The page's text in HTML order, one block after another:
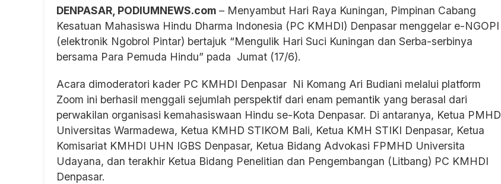
DENPASAR, PODIUMNEWS.com – Menyambut Hari Raya Kuningan, Pimpinan Cabang
Kesatuan Mahasiswa Hindu Dharma Indonesia (PC KMHDI) Denpasar menggelar e-NGOPI
(elektronik Ngobrol Pintar) bertajuk “Mengulik Hari Suci Kuningan dan Serba-serbinya
bersama Para Pemuda Hindu” pada Jumat (17/6).
Acara dimoderatori kader PC KMHDI Denpasar Ni Komang Ari Budiani melalui platform
Zoom ini berhasil menggali sejumlah perspektif dari enam pemantik yang berasal dari
perwakilan organisasi kemahasiswaan Hindu se-Kota Denpasar. Di antaranya, Ketua PMHD
Universitas Warmadewa, Ketua KMHD STIKOM Bali, Ketua KMH STIKI Denpasar, Ketua
Komisariat KMHDI UHN IGBS Denpasar, Ketua Bidang Advokasi FPMHD Universita
Udayana, dan terakhir Ketua Bidang Penelitian dan Pengembangan (Litbang) PC KMHDI
Denpasar.